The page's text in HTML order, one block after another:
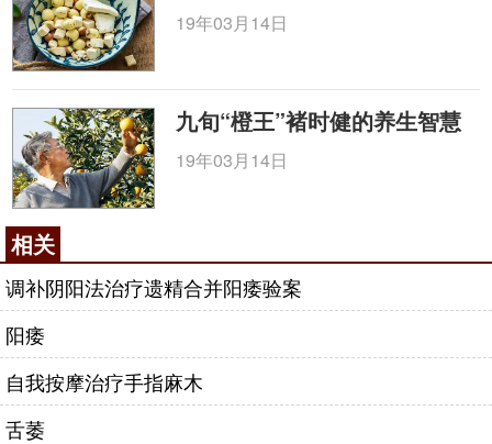
19年03月14日
九旬“橙王”褚时健的养生智慧
19年03月14日
相关
调补阴阳法治疗遗精合并阳痿验案
阳痿
自我按摩治疗手指麻木
舌萎